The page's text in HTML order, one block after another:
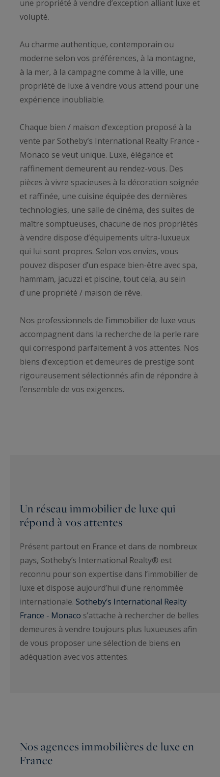
une propriété à vendre d’exception alliant luxe et
volupté.
Au charme authentique, contemporain ou
moderne selon vos préférences, à la montagne,
à la mer, à la campagne comme à la ville, une
propriété de luxe à vendre vous attend pour une
expérience inoubliable.
Chaque bien / maison d’exception proposé à la
vente par Sotheby’s International Realty France -
Monaco se veut unique. Luxe, élégance et
raffinement demeurent au rendez-vous. Des
pièces à vivre spacieuses à la décoration soignée
et raffinée, une cuisine équipée des dernières
technologies, une salle de cinéma, des suites de
maître somptueuses, chacune de nos propriétés
à vendre dispose d’équipements ultra-luxueux
qui lui sont propres. Selon vos envies, vous
pouvez disposer d’un espace bien-être avec spa,
hammam, jacuzzi et piscine, tout cela, au sein
d'une propriété / maison de rêve.
Nos professionnels de l’immobilier de luxe vous
accompagnent dans la recherche de la perle rare
qui correspond parfaitement à vos attentes. Nos
biens d’exception et demeures de prestige sont
rigoureusement sélectionnés afin de répondre à
l’ensemble de vos exigences.
Un réseau immobilier de luxe qui
répond à vos attentes
Présent partout en France et dans de nombreux
pays, Sotheby’s International Realty® est
reconnu pour son expertise dans l’immobilier de
luxe et dispose aujourd’hui d’une renommée
internationale. Sotheby’s International Realty
France - Monaco s’attache à rechercher de belles
demeures à vendre toujours plus luxueuses afin
de vous proposer une sélection de biens en
adéquation avec vos attentes.
Nos agences immobilières de luxe en
France